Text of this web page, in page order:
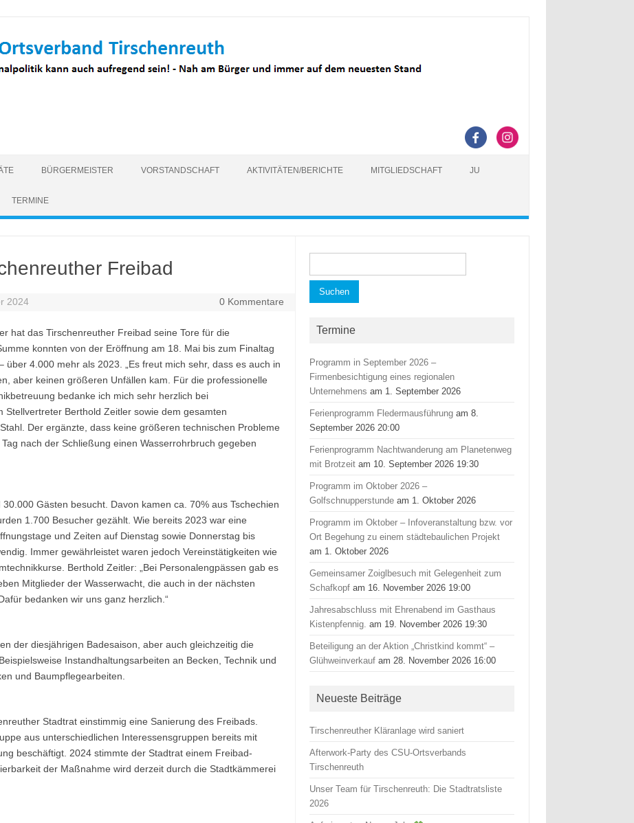
BÜRGERMEISTER VORSTANDSCHAFT AKTIVITÄTEN/BERICHTE MITGLIEDSCHAFT JU
TERMINE
Freibad
2024 0 Kommentare
hat das Tirschenreuther Freibad seine Tore für die
konnten von der Eröffnung am 18. Mai bis zum Finaltag
über 4.000 mehr als 2023. „Es freut mich sehr, dass es auch in
aber keinen größeren Unfällen kam. Für die professionelle
bedanke ich mich sehr herzlich bei
Stellvertreter Berthold Zeitler sowie dem gesamten
Der ergänzte, dass keine größeren technischen Probleme
nach der Schließung einen Wasserrohrbruch gegeben
Gästen besucht. Davon kamen ca. 70% aus Tschechien
1.700 Besucher gezählt. Wie bereits 2023 war eine
und Zeiten auf Dienstag sowie Donnerstag bis
Immer gewährleistet waren jedoch Vereinstätigkeiten wie
Berthold Zeitler: „Bei Personalengpässen gab es
Mitglieder der Wasserwacht, die auch in der nächsten
bedanken wir uns ganz herzlich.“
der diesjährigen Badesaison, aber auch gleichzeitig die
Instandhaltungsarbeiten an Becken, Technik und
und Baumpflegearbeiten.
Stadtrat einstimmig eine Sanierung des Freibads.
aus unterschiedlichen Interessensgruppen bereits mit
beschäftigt. 2024 stimmte der Stadtrat einem Freibad-
der Maßnahme wird derzeit durch die Stadtkämmerei
nach:
Termine
Programm in September 2026 –
Firmenbesichtigung eines regionalen
Unternehmens am 1. September 2026
Ferienprogramm Fledermausführung am 8.
September 2026 20:00
Ferienprogramm Nachtwanderung am Planetenweg
mit Brotzeit am 10. September 2026 19:30
Programm im Oktober 2026 –
Golfschnupperstunde am 1. Oktober 2026
Programm im Oktober – Infoveranstaltung bzw. vor
Ort Begehung zu einem städtebaulichen Projekt
am 1. Oktober 2026
Gemeinsamer Zoiglbesuch mit Gelegenheit zum
Schafkopf am 16. November 2026 19:00
Jahresabschluss mit Ehrenabend im Gasthaus
Kistenpfennig. am 19. November 2026 19:30
Beteiligung an der Aktion „Christkind kommt“ –
Glühweinverkauf am 28. November 2026 16:00
Neueste Beiträge
Tirschenreuther Kläranlage wird saniert
Afterwork-Party des CSU-Ortsverbands
Tirschenreuth
Unser Team für Tirschenreuth: Die Stadtratsliste
2026